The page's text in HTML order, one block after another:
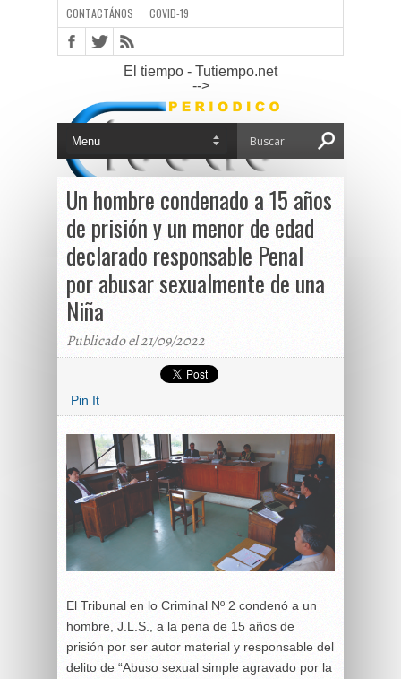
CONTACTÁNOS COVID-19
El tiempo - Tutiempo.net
-->
Un hombre condenado a 15 años
de prisión y un menor de edad
declarado responsable Penal
por abusar sexualmente de una
Niña
Publicado el 21/09/2022
Pin It
El Tribunal en lo Criminal Nº 2 condenó a un
hombre, J.L.S., a la pena de 15 años de
prisión por ser autor material y responsable del
delito de “Abuso sexual simple agravado por la